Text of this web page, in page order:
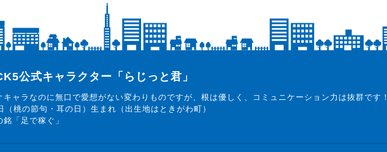
君 公式キャラクター「らじっと君」
キャラなのに無口で愛想がない変わりものですが、根は優しく、コミュニケーション力は抜群です！
（桃の節句・耳の日）生まれ（出生地はときがわ町）
銘「足で稼ぐ」